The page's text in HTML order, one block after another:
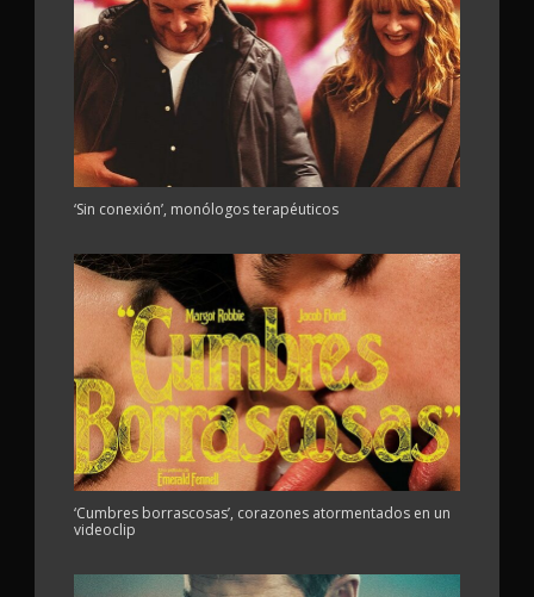
‘Sin conexión’, monólogos terapéuticos
‘Cumbres borrascosas’, corazones atormentados en un
videoclip